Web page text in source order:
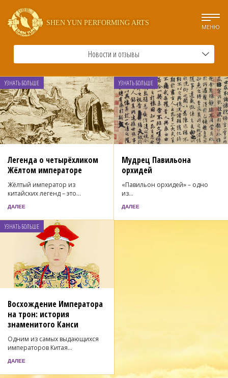
SHEN YUN PERFORMING ARTS
МЕНЮ
Новости и отзывы
УЗНАТЬ БОЛЬШЕ
Легенда о четырёхликом
Жёлтом императоре
Жёлтый император из
китайских легенд – это...
ДАЛЕЕ
УЗНАТЬ БОЛЬШЕ
Мудрец Павильона
орхидей
«Павильон орхидей» – одно
из...
ДАЛЕЕ
УЗНАТЬ БОЛЬШЕ
Восхождение Императора
на трон: история
знаменитого Канси
Одним из самых выдающихся
императоров Китая...
ДАЛЕЕ